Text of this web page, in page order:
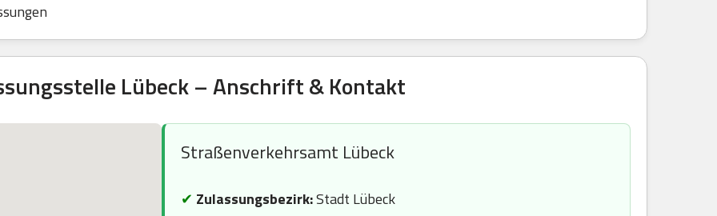
Lübeck – Anschrift & Kontakt
Straßenverkehrsamt Lübeck
✔ Zulassungsbezirk:Stadt Lübeck